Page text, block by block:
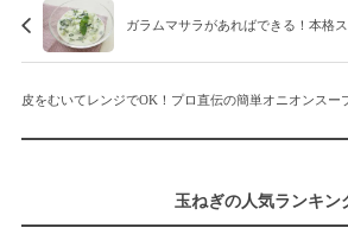
ガラムマサラがあればできる！本格
皮をむいてレンジでOK！プロ直伝の簡単オニオンスー
玉ねぎの人気ランキン